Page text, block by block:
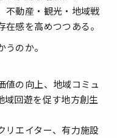
不動産・観光・地域戦
感を高めつつある。
のか。
値の向上、地域コミュ
域回遊を促す地方創生
リエイター、有力施設